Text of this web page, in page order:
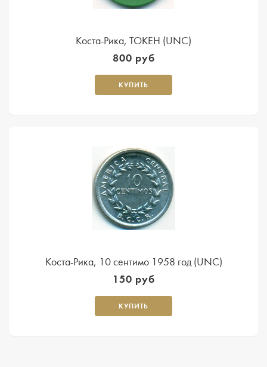
Коста-Рика, ТОКЕН (UNC)
800 руб
КУПИТЬ
Коста-Рика, 10 сентимо 1958 год (UNC)
150 руб
КУПИТЬ